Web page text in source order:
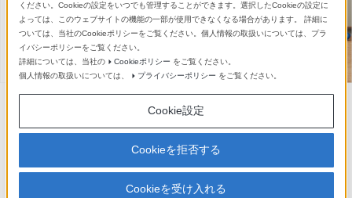
音楽を楽しめる
華やかさが楽しめる
1台のスピーカーでもフェスやライブ会場の
華やかさが楽しめる
ください。Cookieの設定をいつでも管理することができます。選択したCookieの設定に
よっては、このウェブサイトの機能の一部が使用できなくなる場合があります。 詳細に
ついては、当社のCookieポリシーをご覧ください。個人情報の取扱いについては、プラ
イバシーポリシーをご覧ください。
詳細については、当社の
Cookieポリシー をご覧ください。
個人情報の取扱いについては、
プライバシーポリシー をご覧ください。
Cookie設定
Cookieを拒否する
Cookieを受け入れる